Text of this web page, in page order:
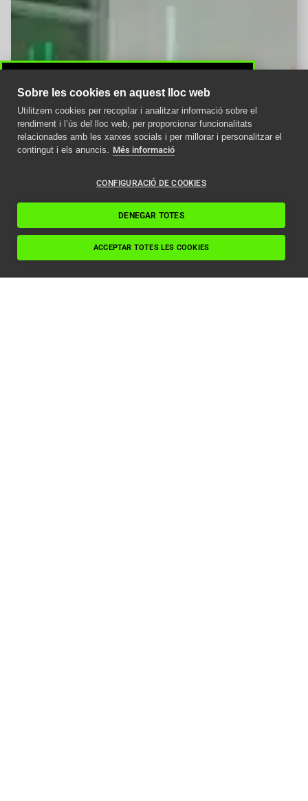
Sobre les cookies en aquest lloc web
Utilitzem cookies per recopilar i analitzar informació sobre el
rendiment i l’ús del lloc web, per proporcionar funcionalitats
relacionades amb les xarxes socials i per millorar i personalitzar el
contingut i els anuncis. Més informació
CONFIGURACIÓ DE COOKIES
DENEGAR TOTES
ACCEPTAR TOTES LES COOKIES
Avís important
Com afecta la nova
ascensors en 2024
Llegir article